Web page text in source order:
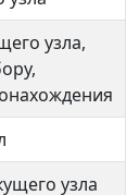
узла,
узла